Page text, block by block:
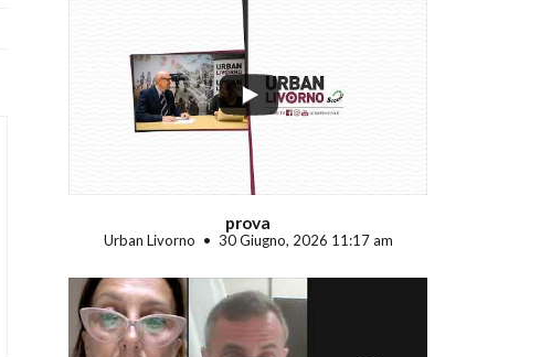
...
prova
Urban Livorno 30 Giugno, 2026 11:17 am